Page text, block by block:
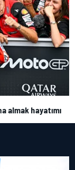
almak hayatımı